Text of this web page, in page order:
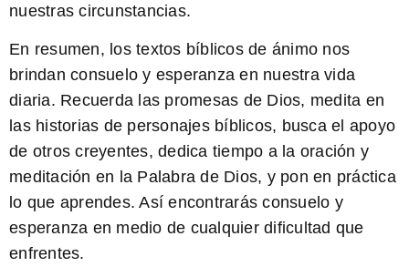
nuestras circunstancias.
En resumen, los textos bíblicos de ánimo nos
brindan consuelo y esperanza en nuestra vida
diaria. Recuerda las promesas de Dios, medita en
las historias de personajes bíblicos, busca el apoyo
de otros creyentes, dedica tiempo a la oración y
meditación en la Palabra de Dios, y pon en práctica
lo que aprendes. Así encontrarás consuelo y
esperanza en medio de cualquier dificultad que
enfrentes.